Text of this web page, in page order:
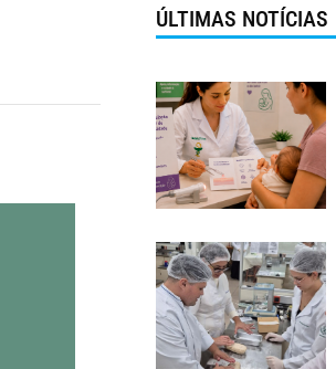
ÚLTIMAS NOTÍCIAS